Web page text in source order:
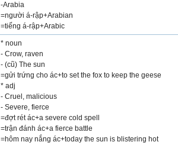
-Arabia
=người á-rập+Arabian
=tiếng á-rập+Arabic
* noun
- Crow, raven
- (cũ) The sun
=gửi trứng cho ác+to set the fox to keep the geese
* adj
- Cruel, malicious
- Severe, fierce
=đợt rét ác+a severe cold spell
=trận đánh ác+a fierce battle
=hôm nay nắng ác+today the sun is blistering hot